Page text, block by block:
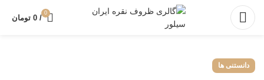
0
/
0 تومان
دانستنی ها